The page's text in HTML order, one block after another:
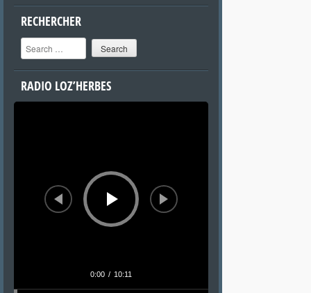
RECHERCHER
Search
RADIO LOZ’HERBES
Lecteur
0:00 / 10:11